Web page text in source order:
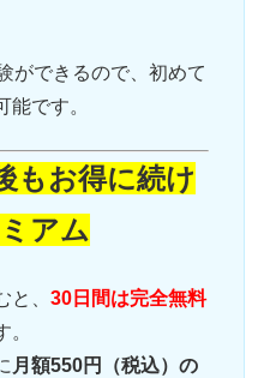
ができるので、初めて
です。
もお得に続け
アム
、 30日間は完全無料
月額550円（税込）の